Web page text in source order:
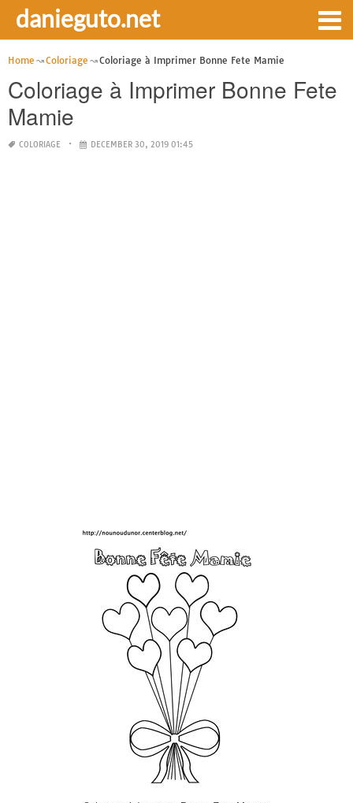
danieguto.net
Home Coloriage Coloriage à Imprimer Bonne Fete Mamie
Coloriage à Imprimer Bonne Fete
Mamie
COLORIAGE DECEMBER 30, 2019 01:45